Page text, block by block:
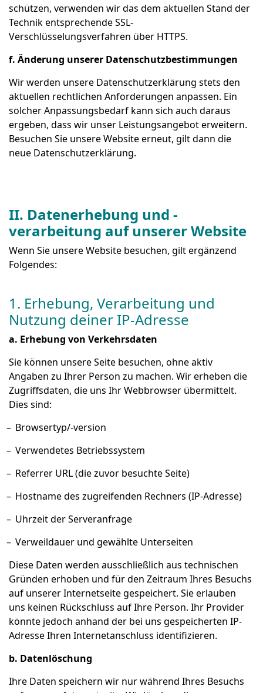
schützen, verwenden wir das dem aktuellen Stand der
Technik entsprechende SSL-
Verschlüsselungsverfahren über HTTPS.
f. Änderung unserer Datenschutzbestimmungen
Wir werden unsere Datenschutzerklärung stets den
aktuellen rechtlichen Anforderungen anpassen. Ein
solcher Anpassungsbedarf kann sich auch daraus
ergeben, dass wir unser Leistungsangebot erweitern.
Besuchen Sie unsere Website erneut, gilt dann die
neue Datenschutzerklärung.
II. Datenerhebung und -
verarbeitung auf unserer Website
Wenn Sie unsere Website besuchen, gilt ergänzend
Folgendes:
1. Erhebung, Verarbeitung und
Nutzung deiner IP-Adresse
a. Erhebung von Verkehrsdaten
Sie können unsere Seite besuchen, ohne aktiv
Angaben zu Ihrer Person zu machen. Wir erheben die
Zugriffsdaten, die uns Ihr Webbrowser übermittelt.
Dies sind:
Browsertyp/-version
Verwendetes Betriebssystem
Referrer URL (die zuvor besuchte Seite)
Hostname des zugreifenden Rechners (IP-Adresse)
Uhrzeit der Serveranfrage
Verweildauer und gewählte Unterseiten
Diese Daten werden ausschließlich aus technischen
Gründen erhoben und für den Zeitraum Ihres Besuchs
auf unserer Internetseite gespeichert. Sie erlauben
uns keinen Rückschluss auf Ihre Person. Ihr Provider
könnte jedoch anhand der bei uns gespeicherten IP-
Adresse Ihren Internetanschluss identifizieren.
b. Datenlöschung
Ihre Daten speichern wir nur während Ihres Besuchs